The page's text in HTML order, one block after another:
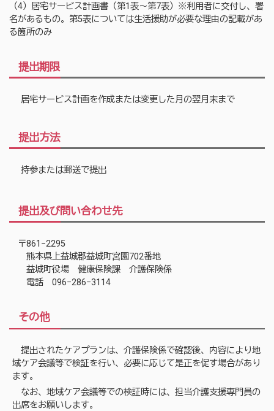
（4）居宅サービス計画書（第1表〜第7表）※利用者に交付し、署
名があるもの。第5表については生活援助が必要な理由の記載があ
る箇所のみ
提出期限
居宅サービス計画を作成または変更した月の翌月末まで
提出方法
持参または郵送で提出
提出及び問い合わせ先
〒861−2295
熊本県上益城郡益城町宮園702番地
益城町役場 健康保険課 介護保険係
電話 096−286−3114
その他
提出されたケアプランは、介護保険係で確認後、内容により地
域ケア会議等で検証を行い、必要に応じて是正を促す場合があり
ます。
なお、地域ケア会議等での検証時には、担当介護支援専門員の
出席をお願いします。